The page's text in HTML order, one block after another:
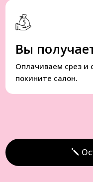
Вы
Оплачиваем срез и
покините салон.